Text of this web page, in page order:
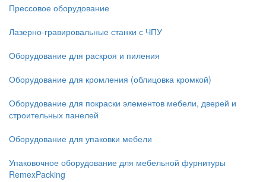
Прессовое оборудование
Лазерно-гравировальные станки с ЧПУ
Оборудование для раскроя и пиления
Оборудование для кромления (облицовка кромкой)
Оборудование для покраски элементов мебели, дверей и
строительных панелей
Оборудование для упаковки мебели
Упаковочное оборудование для мебельной фурнитуры
RemexPacking